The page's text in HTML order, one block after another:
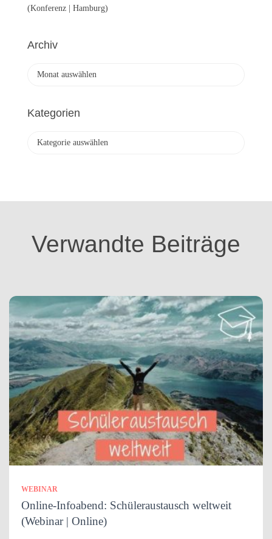
(Konferenz | Hamburg)
Archiv
h
Kategorien
o
Verwandte Beiträge
WEBINAR
Online-Infoabend: Schüleraustausch weltweit
(Webinar | Online)